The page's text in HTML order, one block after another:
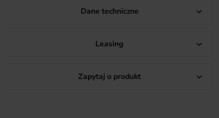
Dane techniczne 
Leasing 
Zapytaj o produkt 